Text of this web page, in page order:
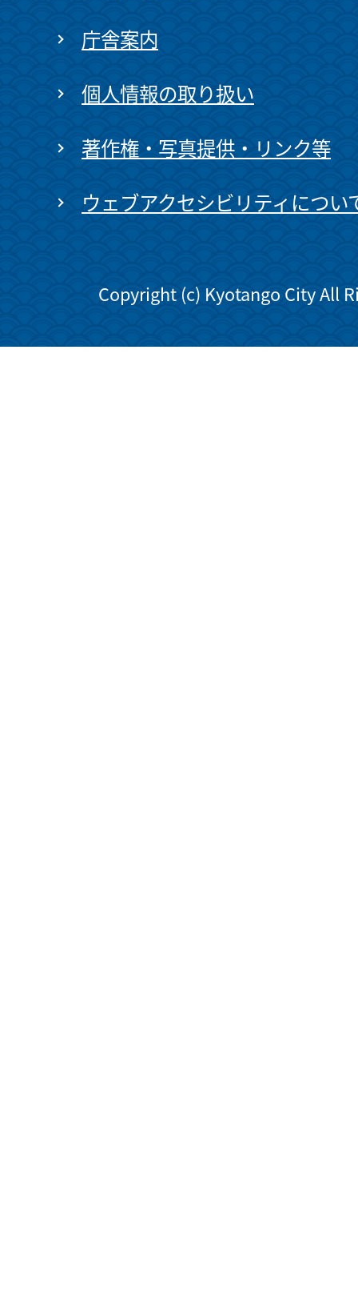
庁舎案内
個人情報の取り扱い
著作権・写真提供・リンク等
ウェブアクセシビリティについ
Copyright (c) Kyotango City All